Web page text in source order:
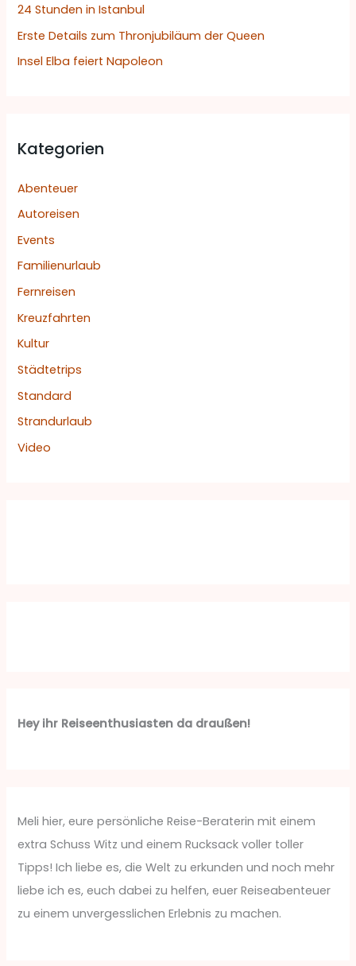
c
h
:
24 Stunden in Istanbul
Erste Details zum Thronjubiläum der Queen
Insel Elba feiert Napoleon
Kategorien
Abenteuer
Autoreisen
Events
Familienurlaub
Fernreisen
Kreuzfahrten
Kultur
Städtetrips
Standard
Strandurlaub
Video
Hey ihr Reiseenthusiasten da draußen!
Meli hier, eure persönliche Reise-Beraterin mit einem
extra Schuss Witz und einem Rucksack voller toller
Tipps! Ich liebe es, die Welt zu erkunden und noch mehr
liebe ich es, euch dabei zu helfen, euer Reiseabenteuer
zu einem unvergesslichen Erlebnis zu machen.